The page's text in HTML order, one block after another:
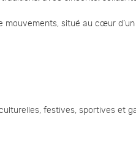
mouvements, situé au cœur
festives, sportives et